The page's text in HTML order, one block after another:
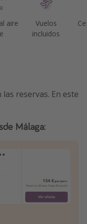
aire
Vuelos
incluidos
reservas. En este
Málaga: